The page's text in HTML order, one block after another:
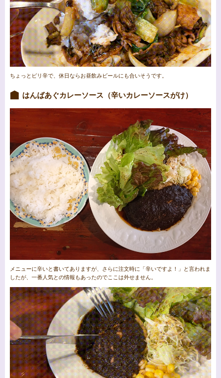
ちょっとピリ辛で、休日ならお昼飲みビールにも合いそうです。
はんばあぐカレーソース（辛いカレーソースがけ）
メニューに辛いと書いてありますが、さらに注文時に「辛いですよ！」と言われま
したが、一番人気との情報もあったのでここは外せません。